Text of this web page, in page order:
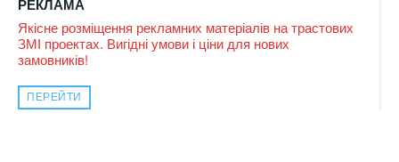
РЕКЛАМА
Якісне розміщення рекламних матеріалів на трастових
ЗМІ проектах. Вигідні умови і ціни для нових
замовників!
ПЕРЕЙТИ